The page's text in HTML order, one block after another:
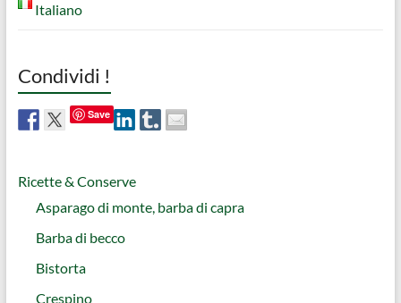
Italiano
Condividi !
Save
Ricette & Conserve
Asparago di monte, barba di capra
Barba di becco
Bistorta
Crespino